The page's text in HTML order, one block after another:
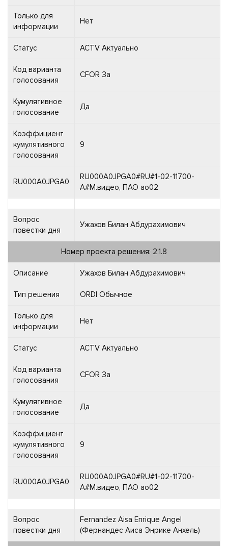
Только для
информации
Нет
Статус ACTV Актуально
Код варианта
голосования
CFOR За
Кумулятивное
голосование
Да
Коэффициент
кумулятивного
голосования
9
RU000A0JPGA0
RU000A0JPGA0#RU#1-02-11700-
A#М.видео, ПАО ао02
Вопрос
повестки дня
Ужахов Билан Абдурахимович
Номер проекта решения: 2.1.8
Описание Ужахов Билан Абдурахимович
Тип решения ORDI Обычное
Только для
информации
Нет
Статус ACTV Актуально
Код варианта
голосования
CFOR За
Кумулятивное
голосование
Да
Коэффициент
кумулятивного
голосования
9
RU000A0JPGA0
RU000A0JPGA0#RU#1-02-11700-
A#М.видео, ПАО ао02
Вопрос
повестки дня
Fernandez Aisa Enrique Angel
(Фернандес Аиса Энрике Анхель)